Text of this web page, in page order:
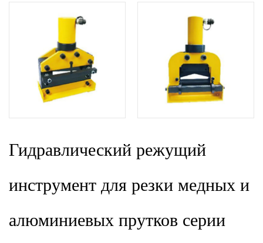
Гидравлический режущий
инструмент для резки медных и
алюминиевых прутков серии